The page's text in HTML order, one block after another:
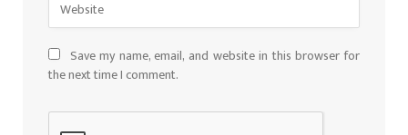
Save my name, email, and website in this browser for
the next time I comment.